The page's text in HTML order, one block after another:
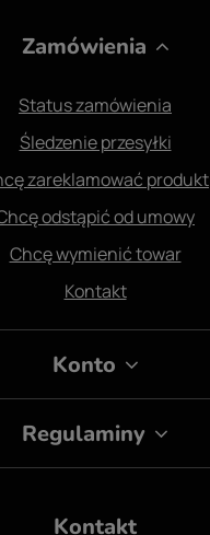
Zamówienia
Status zamówienia
Śledzenie przesyłki
zareklamować produkt
odstąpić od umowy
Chcę wymienić towar
Kontakt
Konto
Regulaminy
Kontakt